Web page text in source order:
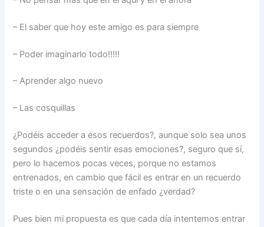
– El saber que hoy este amigo es para siempre
– Poder imaginarlo todo!!!!!
– Aprender algo nuevo
– Las cosquillas
¿Podéis acceder a esos recuerdos?, aunque solo sea unos
segundos ¿podéis sentir esas emociones?, seguro que sí,
pero lo hacemos pocas veces, porque no estamos
entrenados, en cambio que fácil es entrar en un recuerdo
triste o en una sensación de enfado ¿verdad?
Pues bien mi propuesta es que cada día intentemos entrar